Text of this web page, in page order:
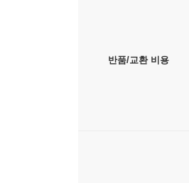
반품/교환 비용